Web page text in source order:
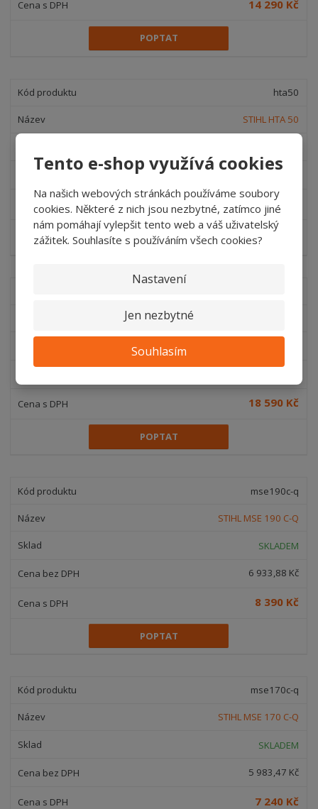
Tento e-shop využívá cookies
Na našich webových stránkách používáme soubory
cookies. Některé z nich jsou nezbytné, zatímco jiné
nám pomáhají vylepšit tento web a váš uživatelský
zážitek. Souhlasíte s používáním všech cookies?
Nastavení
Jen nezbytné
Souhlasím
14 290 Kč
POPTAT
hta50
STIHL HTA 50
7 840 Kč
POPTAT
18 590 Kč
POPTAT
mse190c-q
STIHL MSE 190 C-Q
SKLADEM
6 933,88 Kč
8 390 Kč
POPTAT
mse170c-q
STIHL MSE 170 C-Q
SKLADEM
5 983,47 Kč
7 240 Kč